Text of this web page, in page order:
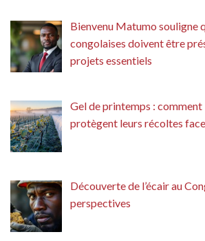
Bienvenu Matumo souligne
congolaises doivent être
projets essentiels
Gel de printemps :
protègent leurs récoltes
Découverte de l’écair au
perspectives